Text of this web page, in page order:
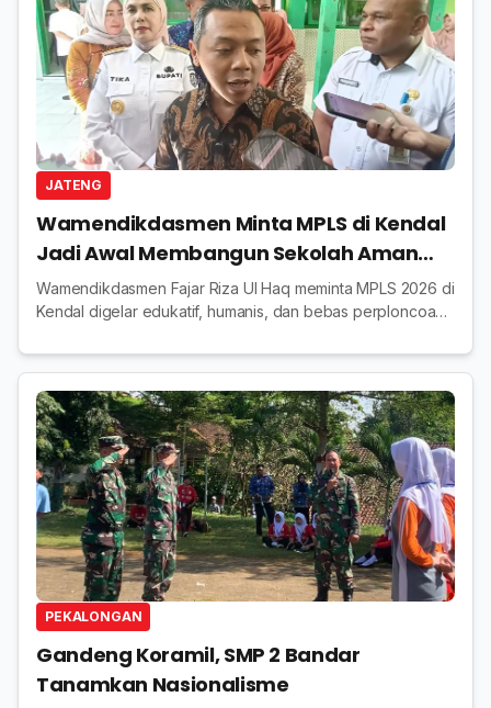
JATENG
Wamendikdasmen Minta MPLS di Kendal
Jadi Awal Membangun Sekolah Aman
dan Ramah Anak
Wamendikdasmen Fajar Riza Ul Haq meminta MPLS 2026 di
Kendal digelar edukatif, humanis, dan bebas perploncoan
PEKALONGAN
Gandeng Koramil, SMP 2 Bandar
Tanamkan Nasionalisme